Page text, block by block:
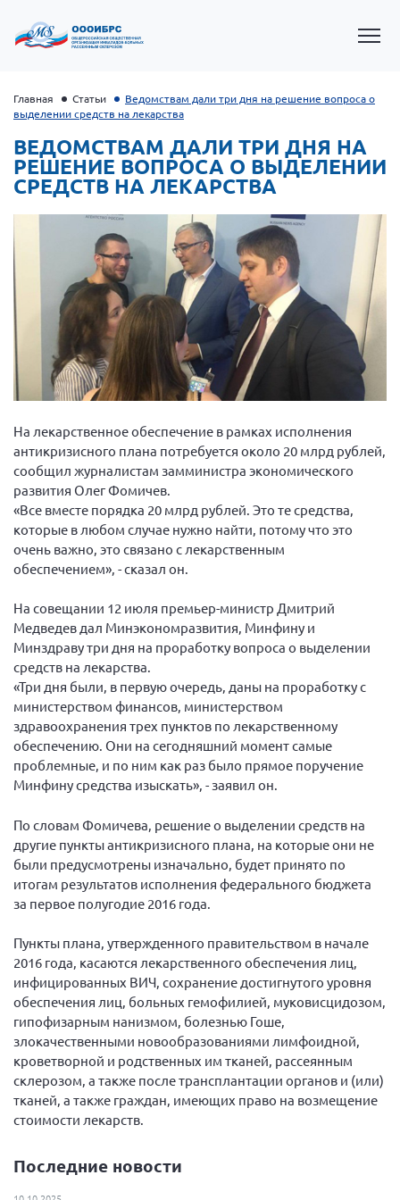
Президент Власов Я.В.
Первый вице-президент Кичигина Н. Ф.
Генеральный директор Матвиевская О.В.
Вице-президент Зрячева Н.В.
Информационная служба
Отдел международных отношений
Вице-президент Черненко Д.Е.
Вице-президент Валюх М.В.
Вице-президент Чернова А.В.
Вице-президент Груба Л.В.
Главный бухгалтер Жаворонкова Г.М.
Конференция ОООИБРС 2026
Конференция ОООИБРС 2025
Экспертный совет ОООИБРС 2025
Конференция ОООИБРС 2024
Конференция ОООИБРС 2023
Конференция ОООИБРС 2021
Конференция ВСЭ 2021
Конференция ОООИБРС 2020
Первый съезд
Второй съезд
Третий съезд
Четвертый съезд
Пятый съезд
Шестой съезд
ОФ «Фонд содействия больным рассеянным
склерозом»
Новости: Казахстан
Главная Статьи
Ведомствам дали три дня на решение вопроса о
выделении средств на лекарства
ВЕДОМСТВАМ ДАЛИ ТРИ ДНЯ НА
РЕШЕНИЕ ВОПРОСА О ВЫДЕЛЕНИИ
СРЕДСТВ НА ЛЕКАРСТВА
На лекарственное обеспечение в рамках исполнения
антикризисного плана потребуется около 20 млрд рублей,
сообщил журналистам замминистра экономического
развития Олег Фомичев.
«Все вместе порядка 20 млрд рублей. Это те средства,
которые в любом случае нужно найти, потому что это
очень важно, это связано с лекарственным
обеспечением», - сказал он.
На совещании 12 июля премьер-министр Дмитрий
Медведев дал Минэкономразвития, Минфину и
Минздраву три дня на проработку вопроса о выделении
средств на лекарства.
«Три дня были, в первую очередь, даны на проработку с
министерством финансов, министерством
здравоохранения трех пунктов по лекарственному
обеспечению. Они на сегодняшний момент самые
проблемные, и по ним как раз было прямое поручение
Минфину средства изыскать», - заявил он.
По словам Фомичева, решение о выделении средств на
другие пункты антикризисного плана, на которые они не
были предусмотрены изначально, будет принято по
итогам результатов исполнения федерального бюджета
за первое полугодие 2016 года.
Пункты плана, утвержденного правительством в начале
2016 года, касаются лекарственного обеспечения лиц,
инфицированных ВИЧ, сохранение достигнутого уровня
обеспечения лиц, больных гемофилией, муковисцидозом,
гипофизарным нанизмом, болезнью Гоше,
злокачественными новообразованиями лимфоидной,
кроветворной и родственных им тканей, рассеянным
склерозом, а также после трансплантации органов и (или)
тканей, а также граждан, имеющих право на возмещение
стоимости лекарств.
Последние новости